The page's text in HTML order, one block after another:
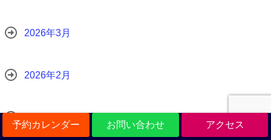
予約カレンダー お問い合わせ アクセス
2026年3月
2026年2月